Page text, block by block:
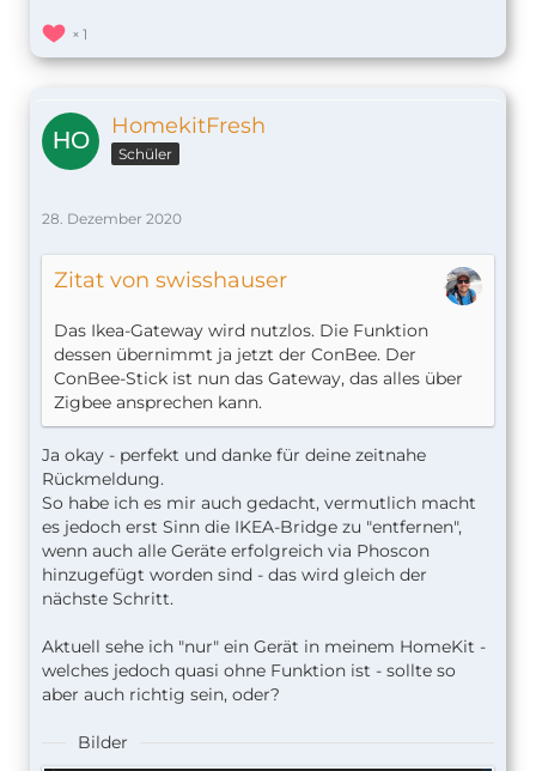
1
HomekitFresh
Schüler
28. Dezember 2020
Zitat von swisshauser
Das Ikea-Gateway wird nutzlos. Die Funktion
dessen übernimmt ja jetzt der ConBee. Der
ConBee-Stick ist nun das Gateway, das alles über
Zigbee ansprechen kann.
Ja okay - perfekt und danke für deine zeitnahe
Rückmeldung.
So habe ich es mir auch gedacht, vermutlich macht
es jedoch erst Sinn die IKEA-Bridge zu "entfernen",
wenn auch alle Geräte erfolgreich via Phoscon
hinzugefügt worden sind - das wird gleich der
nächste Schritt.
Aktuell sehe ich "nur" ein Gerät in meinem HomeKit -
welches jedoch quasi ohne Funktion ist - sollte so
aber auch richtig sein, oder?
Bilder